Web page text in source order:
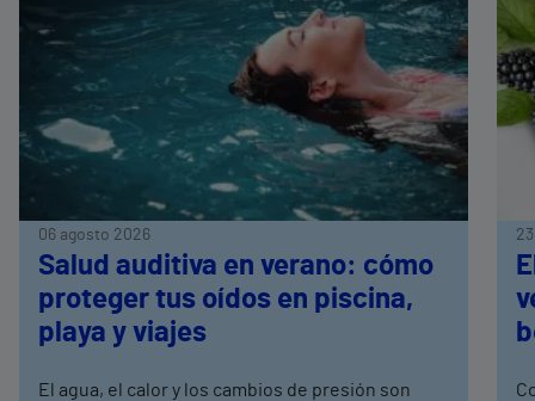
06 agosto 2026
Salud auditiva en verano: cómo
proteger tus oídos en piscina,
playa y viajes
El agua, el calor y los cambios de presión son